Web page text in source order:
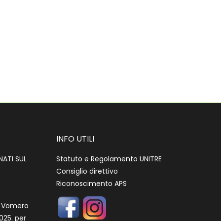
SUL
per
INFO UTILI
Statuto e Regolamento UNITRE
Consiglio direttivo
Riconoscimento APS